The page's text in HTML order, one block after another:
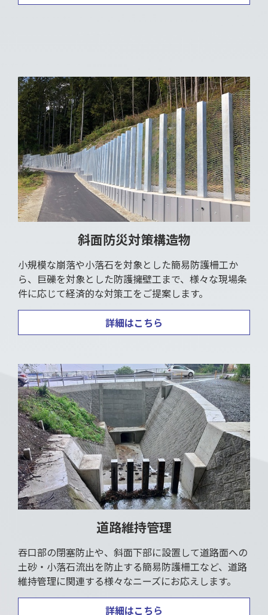
斜面防災対策構造物
小規模な崩落や小落石を対象とした簡易防護柵工か
ら、巨礫を対象とした防護擁壁工まで、様々な現場条
件に応じて経済的な対策工をご提案します。
詳細はこちら
道路維持管理
吞口部の閉塞防止や、斜面下部に設置して道路面への
土砂・小落石流出を防止する簡易防護柵工など、道路
維持管理に関連する様々なニーズにお応えします。
詳細はこちら